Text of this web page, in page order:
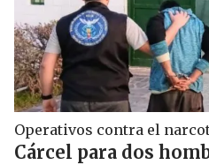
Operativos contra el
Cárcel para dos